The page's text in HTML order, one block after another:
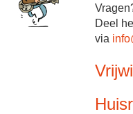
Deel
via